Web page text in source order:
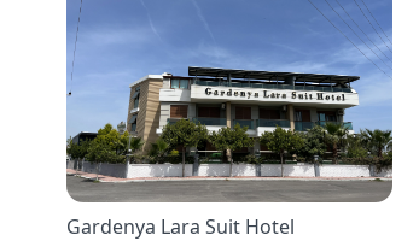
Gardenya Lara Suit Hotel